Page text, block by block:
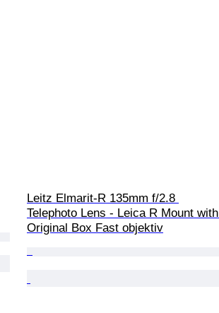
Leitz Elmarit-R 135mm f/2.8
Telephoto Lens - Leica R Mount with
Original Box Fast objektiv